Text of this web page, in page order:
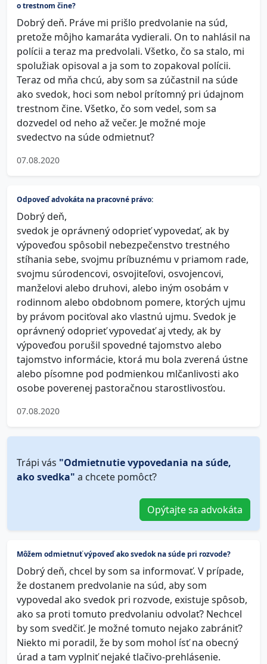
o trestnom čine?
Dobrý deň. Práve mi prišlo predvolanie na súd,
pretože môjho kamaráta vydierali. On to nahlásil na
polícii a teraz ma predvolali. Všetko, čo sa stalo, mi
spolužiak opisoval a ja som to zopakoval polícii.
Teraz od mňa chcú, aby som sa zúčastnil na súde
ako svedok, hoci som nebol prítomný pri údajnom
trestnom čine. Všetko, čo som vedel, som sa
dozvedel od neho až večer. Je možné moje
svedectvo na súde odmietnuť?
07.08.2020
Odpoveď advokáta na pracovné právo:
Dobrý deň,
svedok je oprávnený odoprieť vypovedať, ak by
výpoveďou spôsobil nebezpečenstvo trestného
stíhania sebe, svojmu príbuznému v priamom rade,
svojmu súrodencovi, osvojiteľovi, osvojencovi,
manželovi alebo druhovi, alebo iným osobám v
rodinnom alebo obdobnom pomere, ktorých ujmu
by právom pociťoval ako vlastnú ujmu. Svedok je
oprávnený odoprieť vypovedať aj vtedy, ak by
výpoveďou porušil spovedné tajomstvo alebo
tajomstvo informácie, ktorá mu bola zverená ústne
alebo písomne pod podmienkou mlčanlivosti ako
osobe poverenej pastoračnou starostlivosťou.
07.08.2020
Trápi vás "Odmietnutie vypovedania na súde,
ako svedka" a chcete pomôcť?
Opýtajte sa advokáta
Môžem odmietnuť výpoveď ako svedok na súde pri rozvode?
Dobrý deň, chcel by som sa informovať. V prípade,
že dostanem predvolanie na súd, aby som
vypovedal ako svedok pri rozvode, existuje spôsob,
ako sa proti tomuto predvolaniu odvolať? Nechcel
by som svedčiť. Je možné tomuto nejako zabrániť?
Niekto mi poradil, že by som mohol ísť na obecný
úrad a tam vyplniť nejaké tlačivo-prehlásenie.